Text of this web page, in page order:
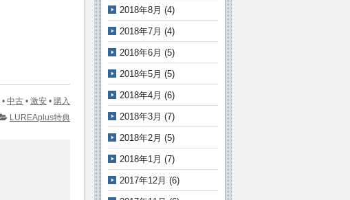
• 中古 • 激安 • 購入
LUREAplus特典
2018年8月 (4)
2018年7月 (4)
2018年6月 (5)
2018年5月 (5)
2018年4月 (6)
2018年3月 (7)
2018年2月 (5)
2018年1月 (7)
2017年12月 (6)